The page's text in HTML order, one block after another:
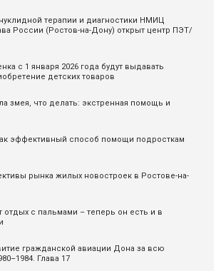
терапии и диагностики НМИЦ
России (Ростов-на-Дону) открыт центр ПЭТ/
с 1 января 2026 года будут выдавать
детских товаров
змея, что делать: экстренная помощь и
эффективный способ помощи подросткам
рынка жилых новостроек в Ростове-на-
отдых с пальмами – теперь он есть и в
гражданской авиации Дона за всю
Глава 17